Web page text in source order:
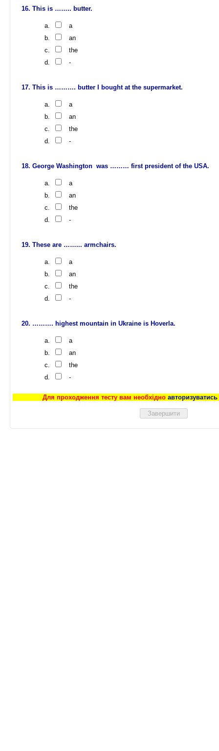
This is …….. butter.
a
an
the
-
This is ………. butter I bought at the supermarket.
a
an
the
-
George Washington was ……… first president of the USA.
a
an
the
-
These are ……... armchairs.
a
an
the
-
………. highest mountain in Ukraine is Hoverla.
a
an
the
-
Для проходження тесту вам необхідно авторизуватись